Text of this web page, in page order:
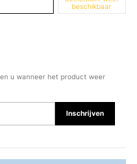
beschikbaar
u wanneer het product weer
Inschrijven